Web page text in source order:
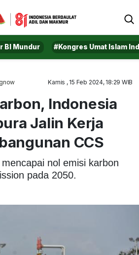
BI Mundur #Kongres Umat Islam
Kamis , 15 Feb 2024, 18:29 WIB
Indonesia
Jalin Kerja
CCS
nol emisi karbon
pada 2050.